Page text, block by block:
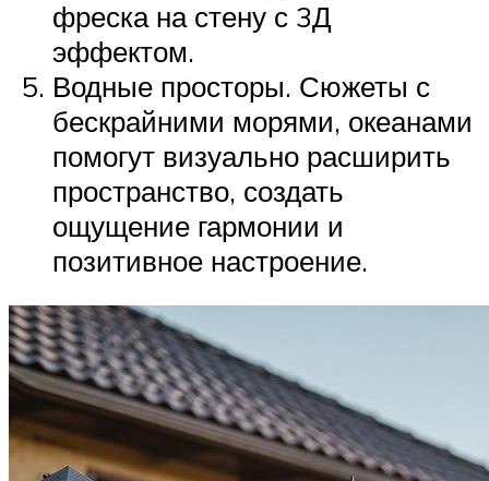
фреска на стену с 3Д
эффектом.
Водные просторы. Сюжеты с
бескрайними морями, океанами
помогут визуально расширить
пространство, создать
ощущение гармонии и
позитивное настроение.